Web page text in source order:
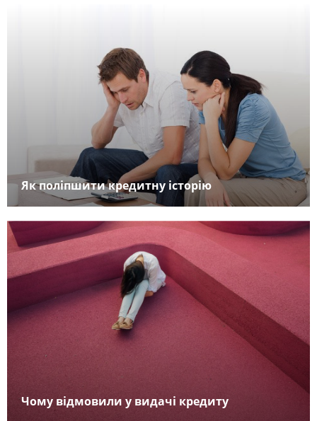
Як поліпшити кредитну історію
Чому відмовили у видачі кредиту